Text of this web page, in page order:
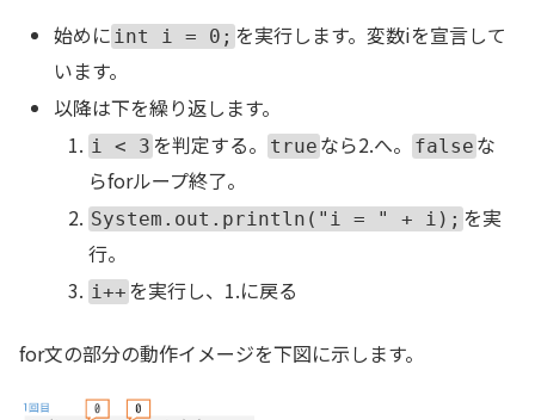
始めに int i = 0; を実行します。変数iを宣言して
います。
以降は下を繰り返します。
i < 3 を判定する。true なら2.へ。false な
らforループ終了。
System.out.println("i = " + i); を実
行。
i++ を実行し、1.に戻る
for文の部分の動作イメージを下図に示します。